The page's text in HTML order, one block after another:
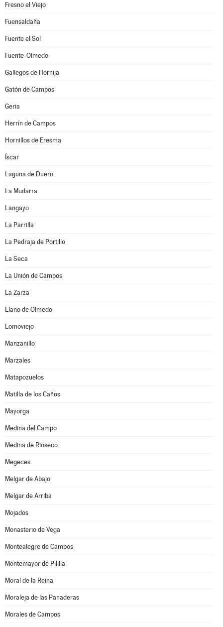
Fresno el Viejo
Fuensaldaña
Fuente el Sol
Fuente-Olmedo
Gallegos de Hornija
Gatón de Campos
Geria
Herrín de Campos
Hornillos de Eresma
Íscar
Laguna de Duero
La Mudarra
Langayo
La Parrilla
La Pedraja de Portillo
La Seca
La Unión de Campos
La Zarza
Llano de Olmedo
Lomoviejo
Manzanillo
Marzales
Matapozuelos
Matilla de los Caños
Mayorga
Medina del Campo
Medina de Rioseco
Megeces
Melgar de Abajo
Melgar de Arriba
Mojados
Monasterio de Vega
Montealegre de Campos
Montemayor de Pililla
Moral de la Reina
Moraleja de las Panaderas
Morales de Campos